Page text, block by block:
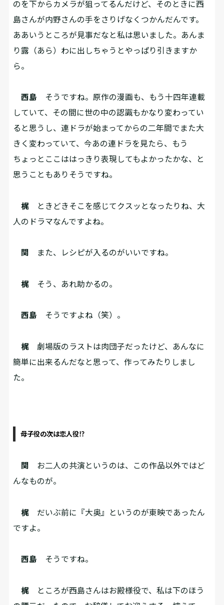
のを下からカメラが狙ってるんだけど、そのときに西
島さんが内野さんの手をさりげなくつかんだんです。
ああいうところが見事だなと私は思いました。あんま
り露（あら）わに出しちゃうとやっぱり引きますか
ら。
西島 そうですね。原作の漫画も、もう十四年連載
していて、その間に世の中の認識もかなり変わってい
ると思うし、連ドラが始まってからの二年間でまた大
きく変わっていて、今あの連ドラを見たら、もう
ちょっとここははっきり表現してもよかったかな、と
思うこともありそうですね。
梶 ときどきそこを感じてクスッとなったりね、大
人のドラマなんですよね。
関 また、レシピが入るのがいいですね。
梶 そう、あれ助かるの。
西島 そうですよね（笑）。
梶 劇場版のラストは肉団子だったけど、あんなに
簡単に出来るんだなと思って、作ってみたりしまし
た。
母子役の次は恋人役!?
関 お二人の共演というのは、この作品以外ではど
んなものが。
梶 だいぶ前に『大奥』というのが東映であったん
ですよ。
西島 そうですね。
梶 ところが西島さんはお殿様役で、私は下のほう